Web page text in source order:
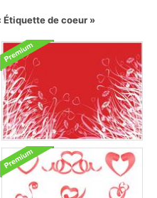
Étiquette de coeur